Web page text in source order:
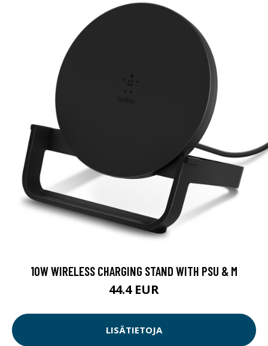
10W WIRELESS CHARGING STAND WITH PSU & M
44.4 EUR
LISÄTIETOJA